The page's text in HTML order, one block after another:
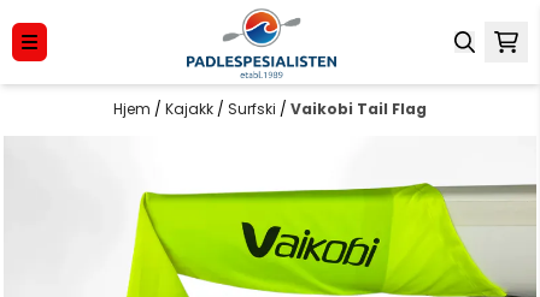
Hopp til innhold
Hjem / Kajakk / Surfski / Vaikobi Tail Flag